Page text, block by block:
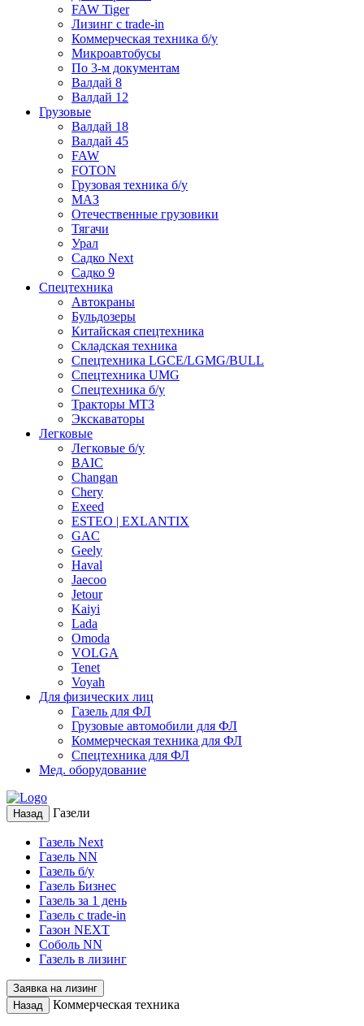
FAW Tiger
Лизинг с trade-in
Коммерческая техника б/у
Микроавтобусы
По 3-м документам
Валдай 8
Валдай 12
Грузовые
Валдай 18
Валдай 45
FAW
FOTON
Грузовая техника б/у
МАЗ
Отечественные грузовики
Тягачи
Урал
Садко Next
Садко 9
Спецтехника
Автокраны
Бульдозеры
Китайская спецтехника
Складская техника
Спецтехника LGCE/LGMG/BULL
Спецтехника UMG
Спецтехника б/у
Тракторы МТЗ
Экскаваторы
Легковые
Легковые б/у
BAIC
Changan
Chery
Exeed
ESTEO | EXLANTIX
GAC
Geely
Haval
Jaecoo
Jetour
Kaiyi
Lada
Omoda
VOLGA
Tenet
Voyah
Для физических лиц
Газель для ФЛ
Грузовые автомобили для ФЛ
Коммерческая техника для ФЛ
Спецтехника для ФЛ
Мед. оборудование
Назад Газели
Газель Next
Газель NN
Газель б/у
Газель Бизнес
Газель за 1 день
Газель с trade-in
Газон NEXT
Соболь NN
Газель в лизинг
Заявка на лизинг
Назад
Коммерческая техника